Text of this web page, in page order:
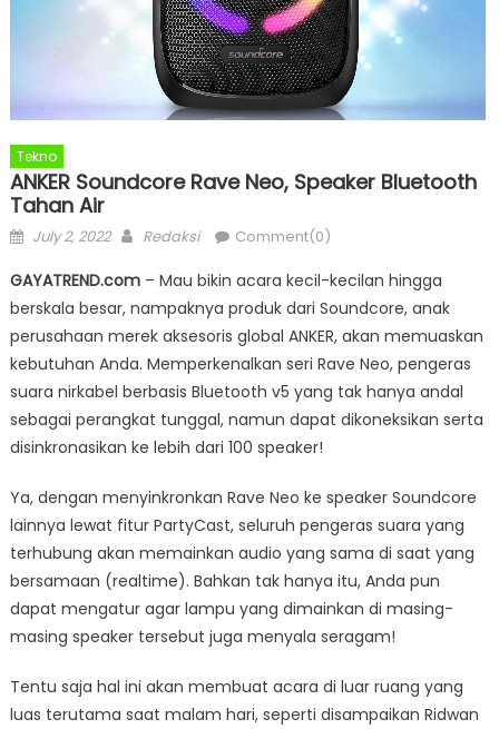
Tekno
ANKER Soundcore Rave Neo, Speaker Bluetooth
Tahan Air
Posted
July 2, 2022 Author
Redaksi Comment(0)
GAYATREND.com– Mau bikin acara kecil-kecilan hingga
berskala besar, nampaknya produk dari Soundcore, anak
perusahaan merek aksesoris global ANKER, akan memuaskan
kebutuhan Anda. Memperkenalkan seri Rave Neo, pengeras
suara nirkabel berbasis Bluetooth v5 yang tak hanya andal
sebagai perangkat tunggal, namun dapat dikoneksikan serta
disinkronasikan ke lebih dari 100 speaker!
Ya, dengan menyinkronkan Rave Neo ke speaker Soundcore
lainnya lewat fitur PartyCast, seluruh pengeras suara yang
terhubung akan memainkan audio yang sama di saat yang
bersamaan (realtime). Bahkan tak hanya itu, Anda pun
dapat mengatur agar lampu yang dimainkan di masing-
masing speaker tersebut juga menyala seragam!
Tentu saja hal ini akan membuat acara di luar ruang yang
luas terutama saat malam hari, seperti disampaikan Ridwan